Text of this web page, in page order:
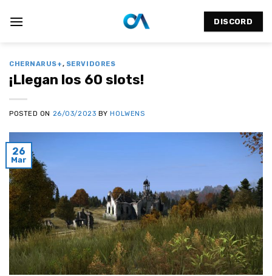
DISCORD
CHERNARUS+, SERVIDORES
¡Llegan los 60 slots!
POSTED ON 26/03/2023 BYHOLWENS
26
Mar